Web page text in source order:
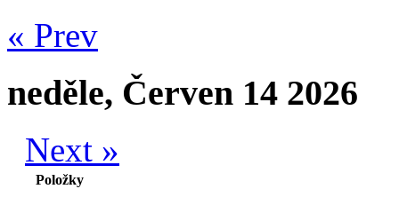
« Prev
neděle, Červen 14 2026
Next »
Položky